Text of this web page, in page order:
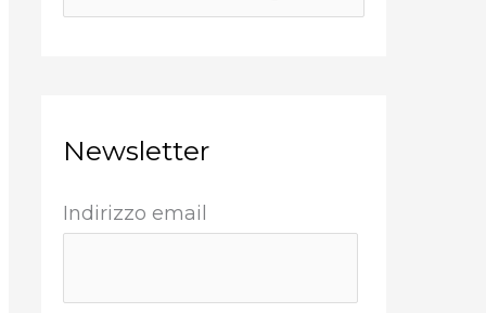
Newsletter
Indirizzo email